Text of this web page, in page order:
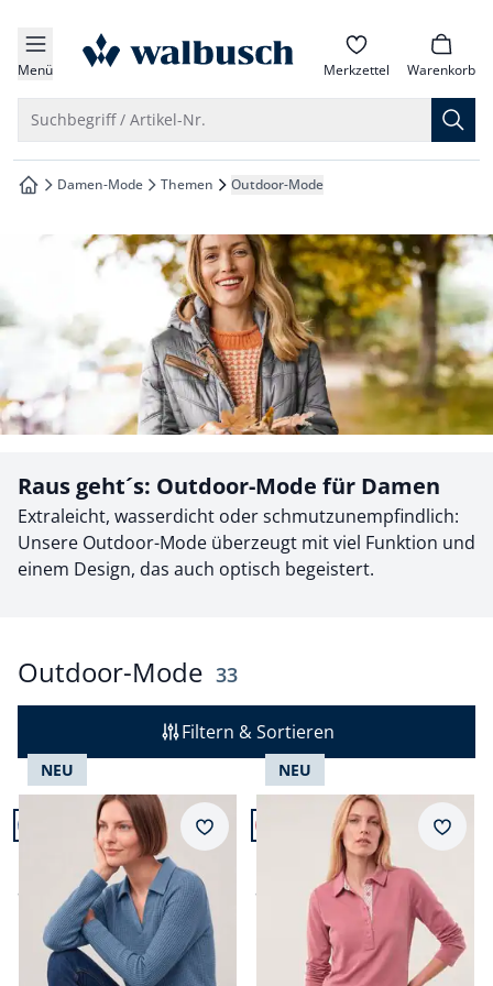
springen
springen
springen
springen
Menü zur Startseite Merkzettel Warenkorb
Suchbegriff / Artikel-Nr.
zur Startseite
Damen-Mode Themen Outdoor-Mode
Raus geht´s: Outdoor-Mode für Damen
Extraleicht, wasserdicht oder schmutzunempfindlich:
Unsere Outdoor-Mode überzeugt mit viel Funktion und
einem Design, das auch optisch begeistert.
Outdoor-Mode Ergebnisse
33
Filtern & Sortieren
Artikel 1 von 24.
NEU
Poloshirt in Strickoptik
ab
€ 74,99
Merkzettel
Artikel 2 von 24.
NEU
+3
Poloshirt aus Baumwolle
ab
€ 89,99